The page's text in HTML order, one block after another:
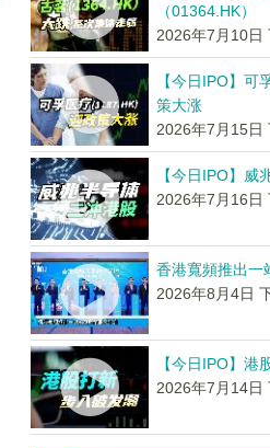
（01364.HK）
2026年7月10日
【今日IPO】可
策大涨
2026年7月15日
【今日IPO】威
2026年7月16日
香港寬頻推出一
2026年8月4日
【今日IPO】港
2026年7月14日